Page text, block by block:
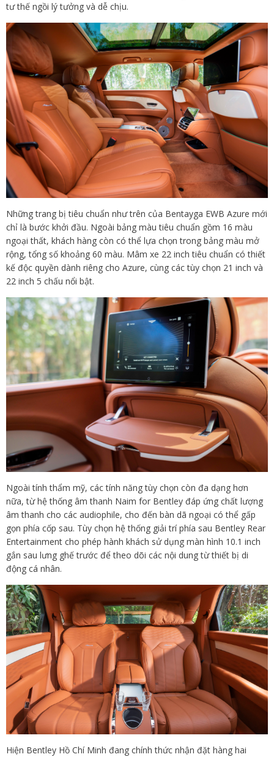
tư thế ngồi lý tưởng và dễ chịu.
Những trang bị tiêu chuẩn như trên của Bentayga EWB Azure mới
chỉ là bước khởi đầu. Ngoài bảng màu tiêu chuẩn gồm 16 màu
ngoại thất, khách hàng còn có thể lựa chọn trong bảng màu mở
rộng, tổng số khoảng 60 màu. Mâm xe 22 inch tiêu chuẩn có thiết
kế độc quyền dành riêng cho Azure, cùng các tùy chọn 21 inch và
22 inch 5 chấu nổi bật.
Ngoài tính thẩm mỹ, các tính năng tùy chọn còn đa dạng hơn
nữa, từ hệ thống âm thanh Naim for Bentley đáp ứng chất lượng
âm thanh cho các audiophile, cho đến bàn dã ngoại có thể gấp
gọn phía cốp sau. Tùy chọn hệ thống giải trí phía sau Bentley Rear
Entertainment cho phép hành khách sử dụng màn hình 10.1 inch
gắn sau lưng ghế trước để theo dõi các nội dung từ thiết bị di
động cá nhân.
Hiện Bentley Hồ Chí Minh đang chính thức nhận đặt hàng hai